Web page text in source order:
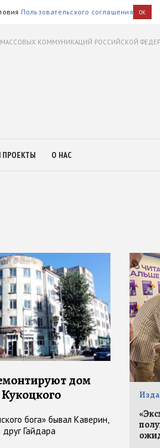
Пользовательского соглашения OK
КОММУНИКАЦИЙ РОССИЙСКОЙ
ПРОЕКТЫ О НАС
дом
бога» бывал Каверин,
Гайдара